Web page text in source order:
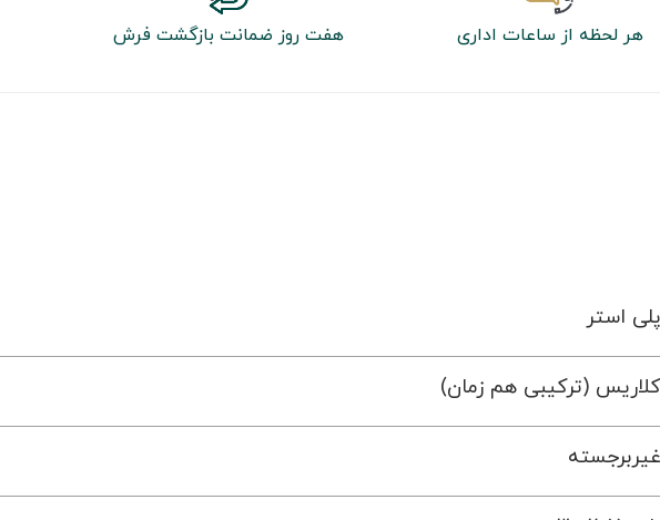
هر لحظه از ساعات اداری هفت روز ضمانت بازگشت فرش
پلی استر
کلاریس (ترکیبی هم زمان)
غیربرجسته